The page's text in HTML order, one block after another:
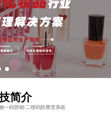
简介
一码营销/二维码防窜货系统